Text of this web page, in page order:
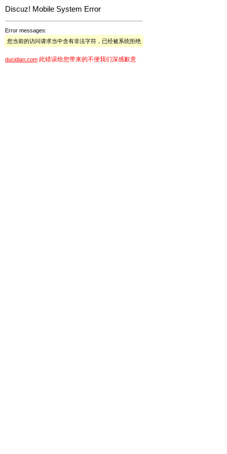
Discuz! Mobile System Error
Error messages:
您当前的访问请求当中含有非法字符，已经被系统拒绝
ducidian.com 此错误给您带来的不便我们深感歉意